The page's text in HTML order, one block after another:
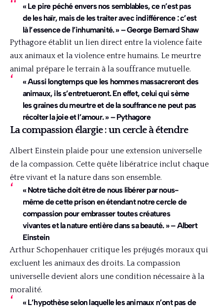
« Le pire péché envers nos semblables, ce n’est pas
de les haïr, mais de les traiter avec indifférence : c’est
là l’essence de l’inhumanité. » – George Bernard Shaw
Pythagore établit un lien direct entre la violence faite
aux animaux et la violence entre humains. Le meurtre
animal prépare le terrain à la souffrance mutuelle.
« Aussi longtemps que les hommes massacreront des
animaux, ils s’entretueront. En effet, celui qui sème
les graines du meurtre et de la souffrance ne peut pas
récolter la joie et l’amour. » – Pythagore
La compassion élargie : un cercle à étendre
Albert Einstein plaide pour une extension universelle
de la compassion. Cette quête libératrice inclut chaque
être vivant et la nature dans son ensemble.
« Notre tâche doit être de nous libérer par nous-
même de cette prison en étendant notre cercle de
compassion pour embrasser toutes créatures
vivantes et la nature entière dans sa beauté. » – Albert
Einstein
Arthur Schopenhauer critique les préjugés moraux qui
excluent les animaux des droits. La compassion
universelle devient alors une condition nécessaire à la
moralité.
« L’hypothèse selon laquelle les animaux n’ont pas de